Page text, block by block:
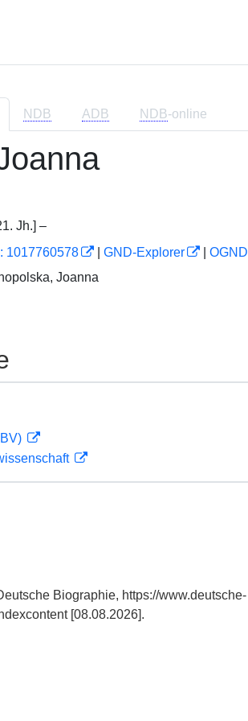
NDB ADB NDB-online
Jh.] –
1017760578 GND-Explorer OGND
Joanna
Biographie, https://www.deutsche-
[08.08.2026].